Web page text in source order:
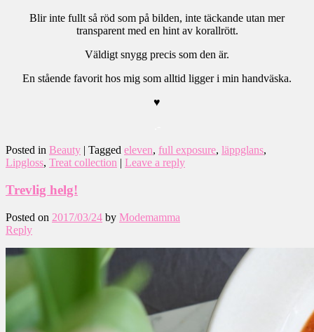
Blir inte fullt så röd som på bilden, inte täckande utan mer
transparent med en hint av korallrött.
Väldigt snygg precis som den är.
En stående favorit hos mig som alltid ligger i min handväska.
♥
Posted in Beauty Tagged eleven, full exposure, läppglans,
Lipgloss, Treat collection Leave a reply
Trevlig helg!
Posted on 2017/03/24 by Modemamma
Reply